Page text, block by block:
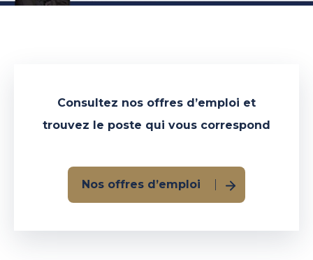
Consultez nos offres d’emploi et
trouvez le poste qui vous correspond
Nos offres d’emploi